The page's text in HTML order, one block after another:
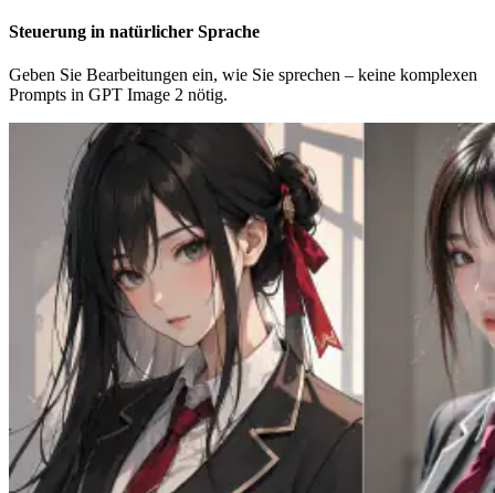
Steuerung in natürlicher Sprache
Geben Sie Bearbeitungen ein, wie Sie sprechen – keine komplexen
Prompts in GPT Image 2 nötig.